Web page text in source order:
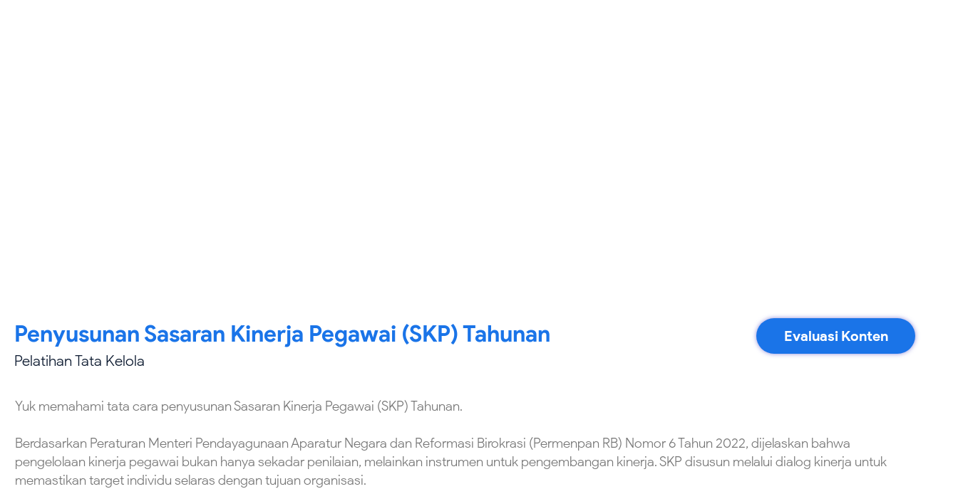
Penyusunan Sasaran Kinerja Pegawai (SKP) Tahunan
Pelatihan Tata Kelola
Evaluasi Konten
Yuk memahami tata cara penyusunan Sasaran Kinerja Pegawai (SKP) Tahunan.
Berdasarkan Peraturan Menteri Pendayagunaan Aparatur Negara dan Reformasi Birokrasi (Permenpan RB) Nomor 6 Tahun 2022, dijelaskan bahwa
pengelolaan kinerja pegawai bukan hanya sekadar penilaian, melainkan instrumen untuk pengembangan kinerja. SKP disusun melalui dialog kinerja untuk
memastikan target individu selaras dengan tujuan organisasi.